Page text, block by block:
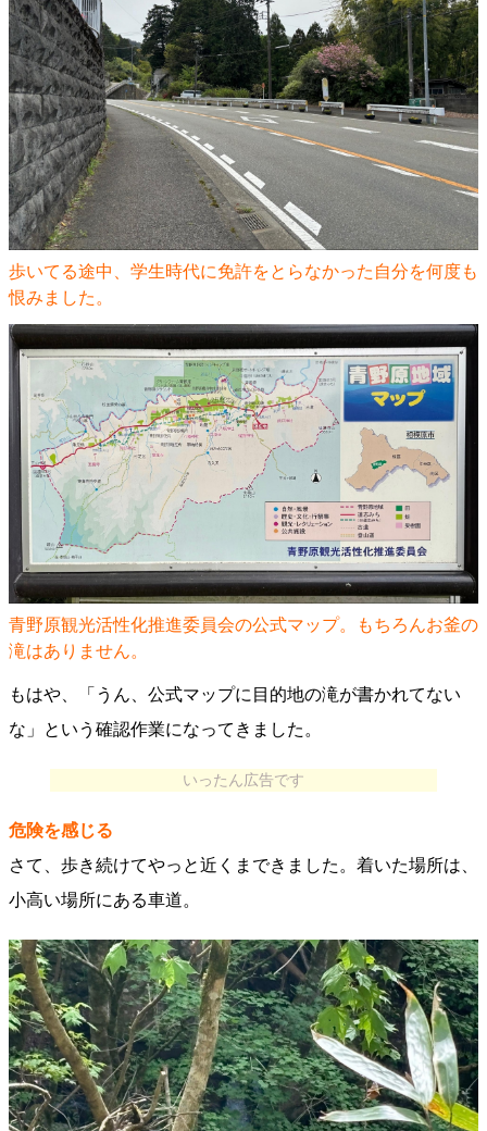
歩いてる途中、学生時代に免許をとらなかった自分を何度も
恨みました。
青野原観光活性化推進委員会の公式マップ。もちろんお釜の
滝はありません。
もはや、「うん、公式マップに目的地の滝が書かれてない
な」という確認作業になってきました。
いったん広告です
危険を感じる
さて、歩き続けてやっと近くまできました。着いた場所は、
小高い場所にある車道。